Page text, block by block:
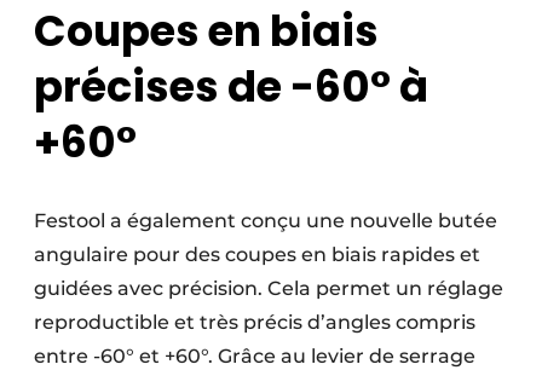
Coupes en biais
précises de -60° à
+60°
Festool a également conçu une nouvelle butée
angulaire pour des coupes en biais rapides et
guidées avec précision. Cela permet un réglage
reproductible et très précis d’angles compris
entre -60° et +60°. Grâce au levier de serrage